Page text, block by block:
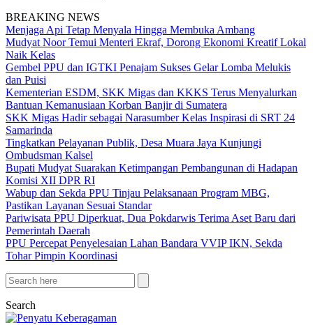
BREAKING NEWS
Menjaga Api Tetap Menyala Hingga Membuka Ambang
Mudyat Noor Temui Menteri Ekraf, Dorong Ekonomi Kreatif Lokal
Naik Kelas
Gembel PPU dan IGTKI Penajam Sukses Gelar Lomba Melukis
dan Puisi
Kementerian ESDM, SKK Migas dan KKKS Terus Menyalurkan
Bantuan Kemanusiaan Korban Banjir di Sumatera
SKK Migas Hadir sebagai Narasumber Kelas Inspirasi di SRT 24
Samarinda
Tingkatkan Pelayanan Publik, Desa Muara Jaya Kunjungi
Ombudsman Kalsel
Bupati Mudyat Suarakan Ketimpangan Pembangunan di Hadapan
Komisi XII DPR RI
Wabup dan Sekda PPU Tinjau Pelaksanaan Program MBG,
Pastikan Layanan Sesuai Standar
Pariwisata PPU Diperkuat, Dua Pokdarwis Terima Aset Baru dari
Pemerintah Daerah
PPU Percepat Penyelesaian Lahan Bandara VVIP IKN, Sekda
Tohar Pimpin Koordinasi
Search